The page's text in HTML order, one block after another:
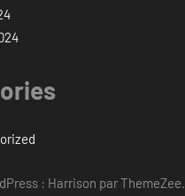
: Harrison par ThemeZee.